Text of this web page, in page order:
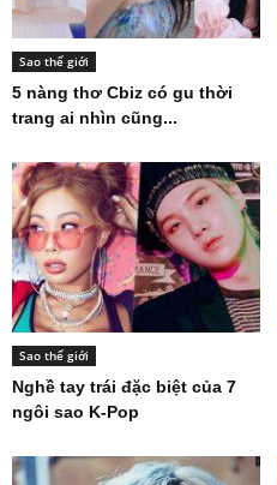
Sao thế giới
5 nàng thơ Cbiz có gu thời
trang ai nhìn cũng...
Sao thế giới
Nghề tay trái đặc biệt của 7
ngôi sao K-Pop